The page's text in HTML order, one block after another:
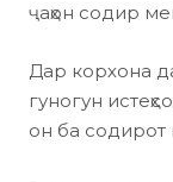
ҷаҳон содир
Дар корхона
гуногун
он ба